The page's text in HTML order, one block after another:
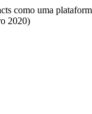
como uma
2020)